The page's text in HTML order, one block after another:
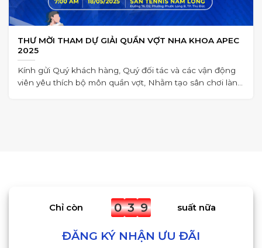
THƯ MỜI THAM DỰ GIẢI QUẦN VỢT NHA KHOA APEC
2025
Kính gửi Quý khách hàng, Quý đối tác và các vận động
viên yêu thích bộ môn quần vợt, Nhằm tạo sân chơi lành
Chỉ còn 0 3 9 suất nữa
ĐĂNG KÝ NHẬN ƯU ĐÃI